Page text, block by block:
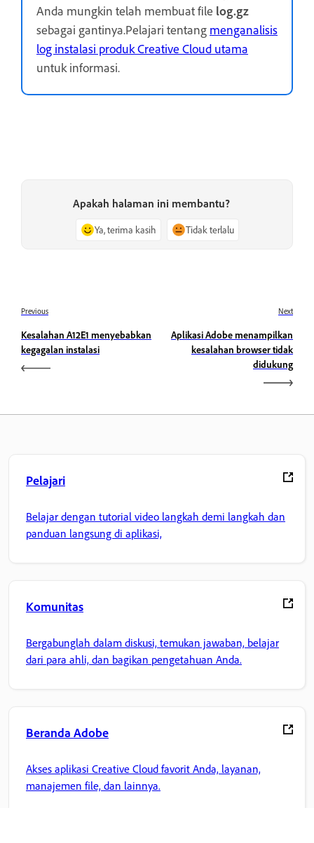
Anda mungkin telah membuat file log.gz
sebagai gantinya.Pelajari tentang menganalisis
log instalasi produk Creative Cloud utama
untuk informasi.
Apakah halaman ini membantu?
Ya, terima kasih Tidak terlalu
Previous
Kesalahan A12E1 menyebabkan
kegagalan instalasi
Next
Aplikasi Adobe menampilkan
kesalahan browser tidak
didukung
Pelajari
Belajar dengan tutorial video langkah demi langkah dan
panduan langsung di aplikasi,
Komunitas
Bergabunglah dalam diskusi, temukan jawaban, belajar
dari para ahli, dan bagikan pengetahuan Anda.
Beranda Adobe
Akses aplikasi Creative Cloud favorit Anda, layanan,
manajemen file, dan lainnya.